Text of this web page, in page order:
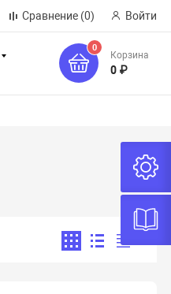
Сравнение (0) Войти
0
Корзина
0 ₽